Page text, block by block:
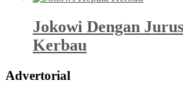
Jokowi Dengan
Kerbau
Advertorial